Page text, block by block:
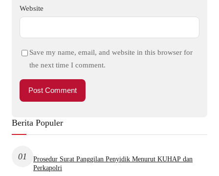
Website
Save my name, email, and website in this browser for
the next time I comment.
Berita Populer
01
Prosedur Surat Panggilan Penyidik Menurut KUHAP dan
Perkapolri